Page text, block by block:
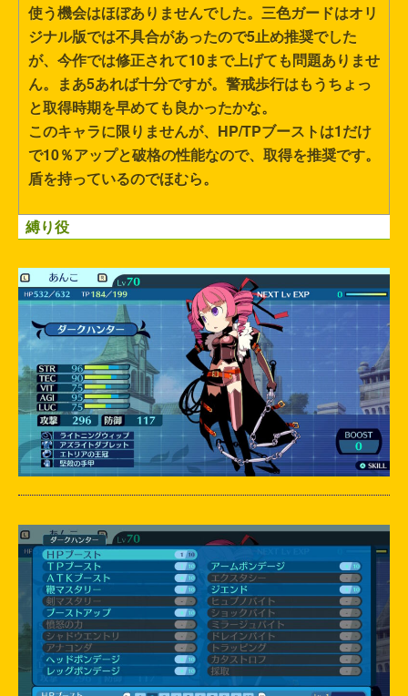
使う機会はほぼありませんでした。三色ガードはオリ
ジナル版では不具合があったので5止め推奨でした
が、今作では修正されて10まで上げても問題ありませ
ん。まあ5あれば十分ですが。警戒歩行はもうちょっ
と取得時期を早めても良かったかな。
このキャラに限りませんが、HP/TPブーストは1だけ
で10％アップと破格の性能なので、取得を推奨です。
盾を持っているのでほむら。
縛り役